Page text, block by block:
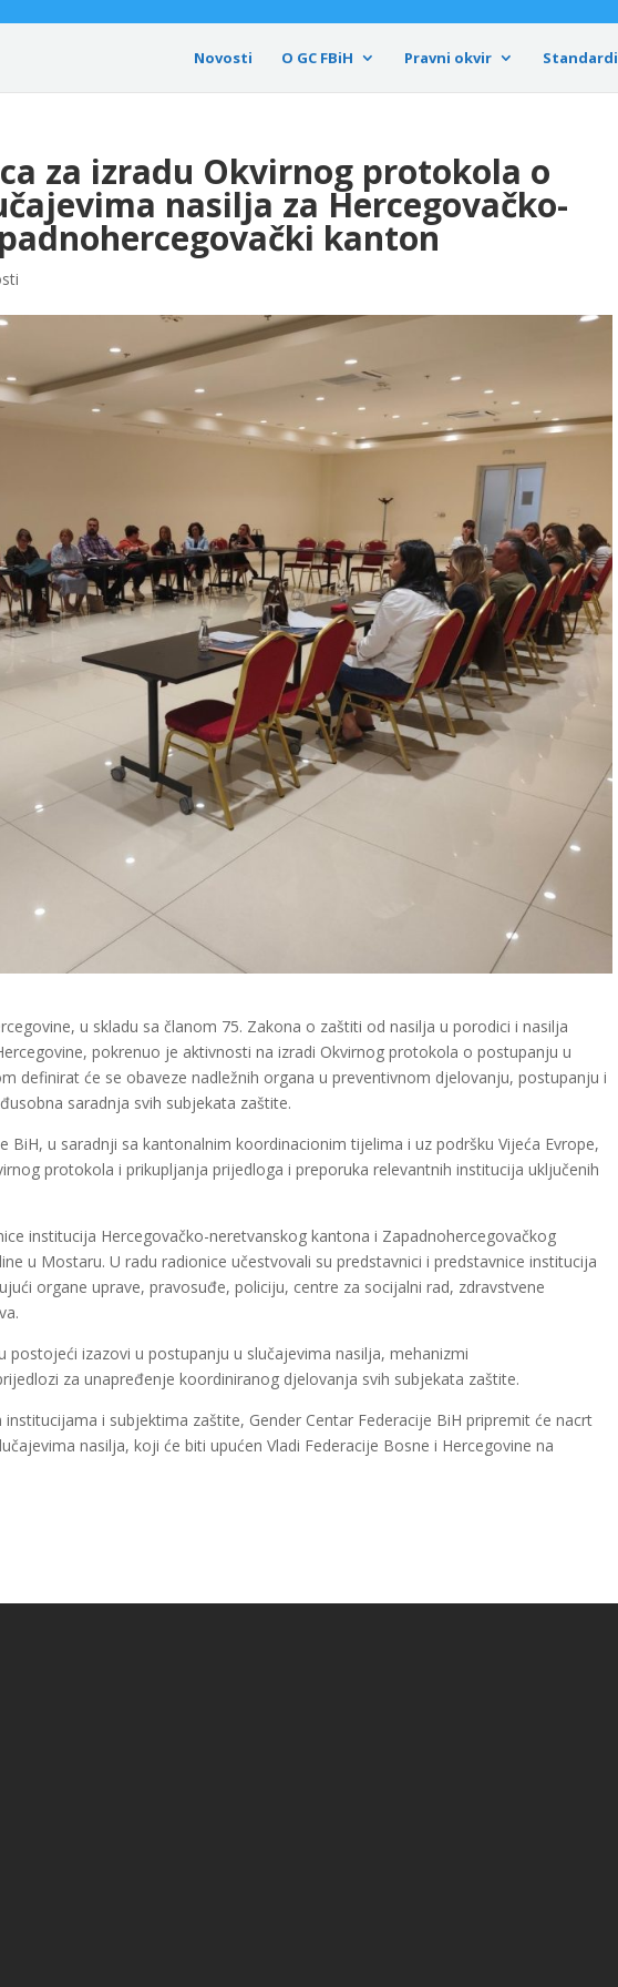
Novosti O GC FBiH Pravni okvir Standardi
za izradu Okvirnog protokola o
nasilja za Hercegovačko-
kanton
u skladu sa članom 75. Zakona o zaštiti od nasilja u porodici i nasilja
pokrenuo je aktivnosti na izradi Okvirnog protokola o postupanju u
definirat će se obaveze nadležnih organa u preventivnom djelovanju, postupanju i
saradnja svih subjekata zaštite.
BiH, u saradnji sa kantonalnim koordinacionim tijelima i uz podršku Vijeća Evrope,
protokola i prikupljanja prijedloga i preporuka relevantnih institucija uključenih
institucija Hercegovačko-neretvanskog kantona i Zapadnohercegovačkog
u Mostaru. U radu radionice učestvovali su predstavnici i predstavnice institucija
organe uprave, pravosuđe, policiju, centre za socijalni rad, zdravstvene
postojeći izazovi u postupanju u slučajevima nasilja, mehanizmi
za unapređenje koordiniranog djelovanja svih subjekata zaštite.
i subjektima zaštite, Gender Centar Federacije BiH pripremit će nacrt
nasilja, koji će biti upućen Vladi Federacije Bosne i Hercegovine na